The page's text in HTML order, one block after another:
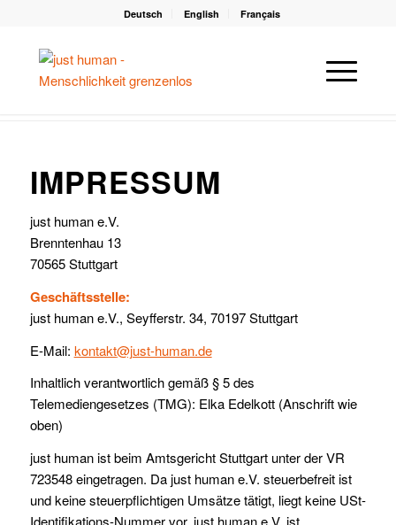
Deutsch English Français
IMPRESSUM
just human e.V.
Brenntenhau 13
70565 Stuttgart
Geschäftsstelle:
just human e.V., Seyfferstr. 34, 70197 Stuttgart
E-Mail: kontakt@just-human.de
Inhaltlich verantwortlich gemäß § 5 des
Telemediengesetzes (TMG): Elka Edelkott (Anschrift wie
oben)
just human ist beim Amtsgericht Stuttgart unter der VR
723548 eingetragen. Da just human e.V. steuerbefreit ist
und keine steuerpflichtigen Umsätze tätigt, liegt keine USt-
Identifikations-Nummer vor. just human e.V. ist